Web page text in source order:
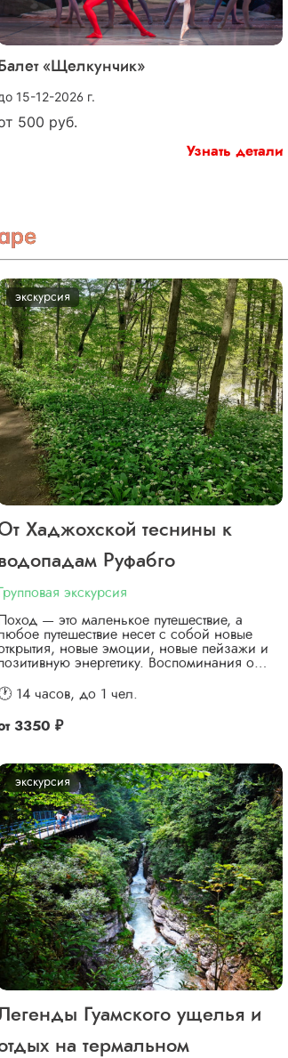
Балет «Щелкунчик»
15-12-2026 г.
500 руб.
Узнать детали
экскурсия
Хаджохской теснины к
Руфабго
Групповая экскурсия
Поход — это маленькое путешествие, а
путешествие несет с собой новые
новые эмоции, новые пейзажи и
энергетику. Воспоминания о…
14 часов, до 1 чел.
3350 ₽
экскурсия
Гуамского ущелья и
на термальном